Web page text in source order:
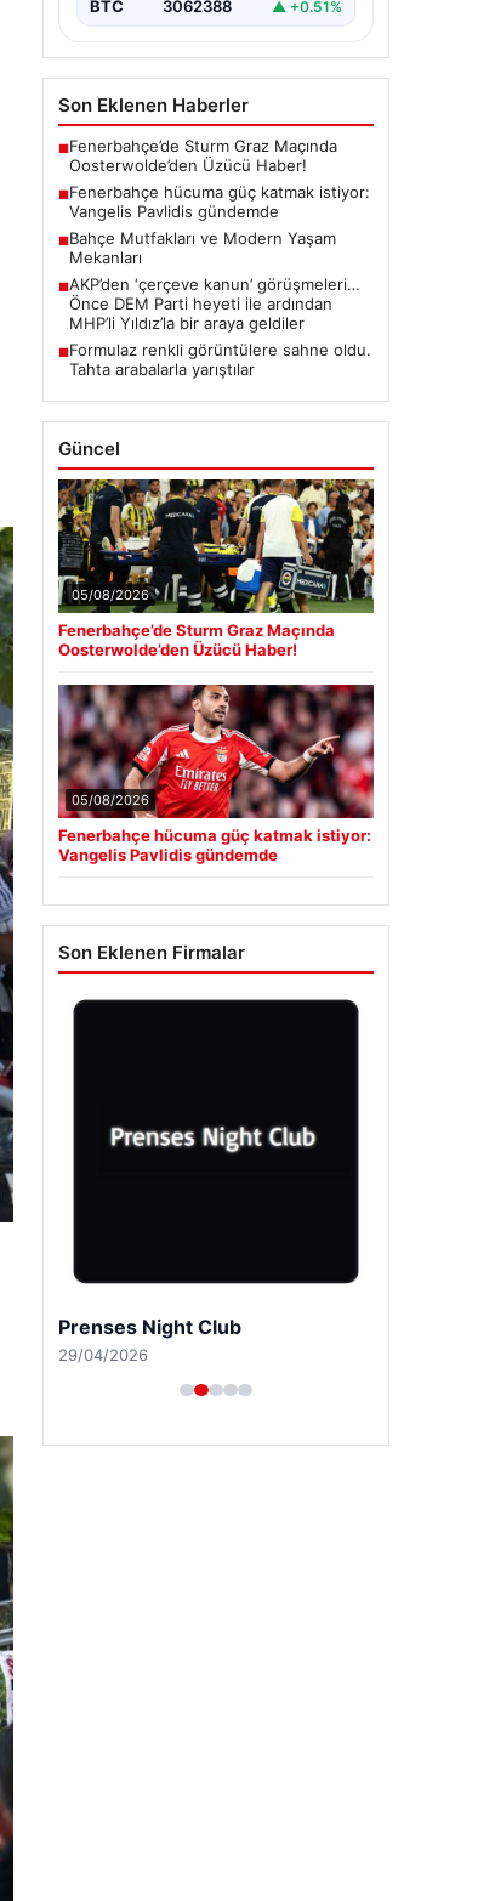
BTC 3062388 ▲ +0.51%
Son Eklenen Haberler
■Fenerbahçe’de Sturm Graz Maçında
Oosterwolde’den Üzücü Haber!
■Fenerbahçe hücuma güç katmak istiyor:
Vangelis Pavlidis gündemde
■Bahçe Mutfakları ve Modern Yaşam
Mekanları
■AKP’den ‘çerçeve kanun’ görüşmeleri…
Önce DEM Parti heyeti ile ardından
MHP’li Yıldız’la bir araya geldiler
■Formulaz renkli görüntülere sahne oldu.
Tahta arabalarla yarıştılar
Güncel
05/08/2026
Fenerbahçe’de Sturm Graz Maçında
Oosterwolde’den Üzücü Haber!
05/08/2026
Fenerbahçe hücuma güç katmak istiyor:
Vangelis Pavlidis gündemde
Son Eklenen Firmalar
Prenses Night Club
29/04/2026